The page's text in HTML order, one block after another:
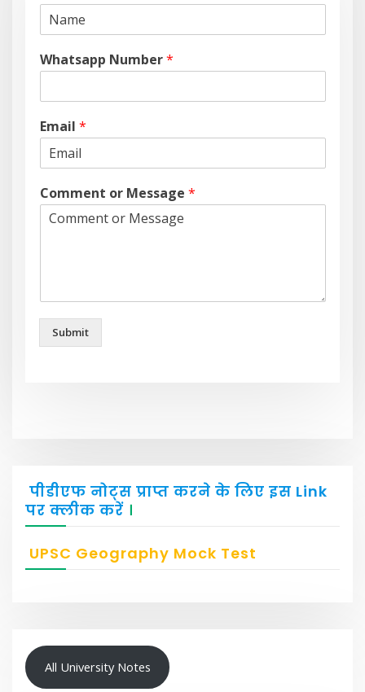
Whatsapp Number*
Email *
Comment or Message *
Submit
पीडीएफ नोट्स प्राप्त करने के लिए इस Link
पर क्लीक करें ।
UPSC Geography Mock Test
All University Notes